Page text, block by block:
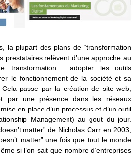
la plupart des plans de “transformation
prestataires relèvent d’une approche au
transformation : adopter les outils
le fonctionnement de la société et sa
passe par la création de site web,
par une présence dans les réseaux
en place d’un processus et d’un outil
Management) au gout du jour.
matter” de Nicholas Carr en 2003,
matter” une fois que tout le monde
si l’on sait que nombre d’entreprises